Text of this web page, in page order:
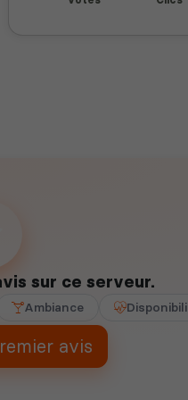
sur ce serveur.
Ambiance
avis